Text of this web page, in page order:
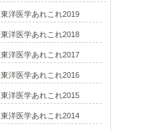
東洋医学あれこれ2019
東洋医学あれこれ2018
東洋医学あれこれ2017
東洋医学あれこれ2016
東洋医学あれこれ2015
東洋医学あれこれ2014